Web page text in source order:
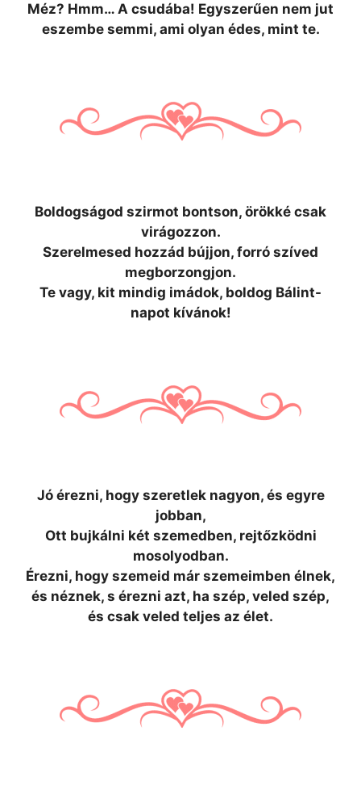
Méz? Hmm… A csudába! Egyszerűen nem jut
eszembe semmi, ami olyan édes, mint te.
Boldogságod szirmot bontson, örökké csak
virágozzon.
Szerelmesed hozzád bújjon, forró szíved
megborzongjon.
Te vagy, kit mindig imádok, boldog Bálint-
napot kívánok!
Jó érezni, hogy szeretlek nagyon, és egyre
jobban,
Ott bujkálni két szemedben, rejtőzködni
mosolyodban.
Érezni, hogy szemeid már szemeimben élnek,
és néznek, s érezni azt, ha szép, veled szép,
és csak veled teljes az élet.